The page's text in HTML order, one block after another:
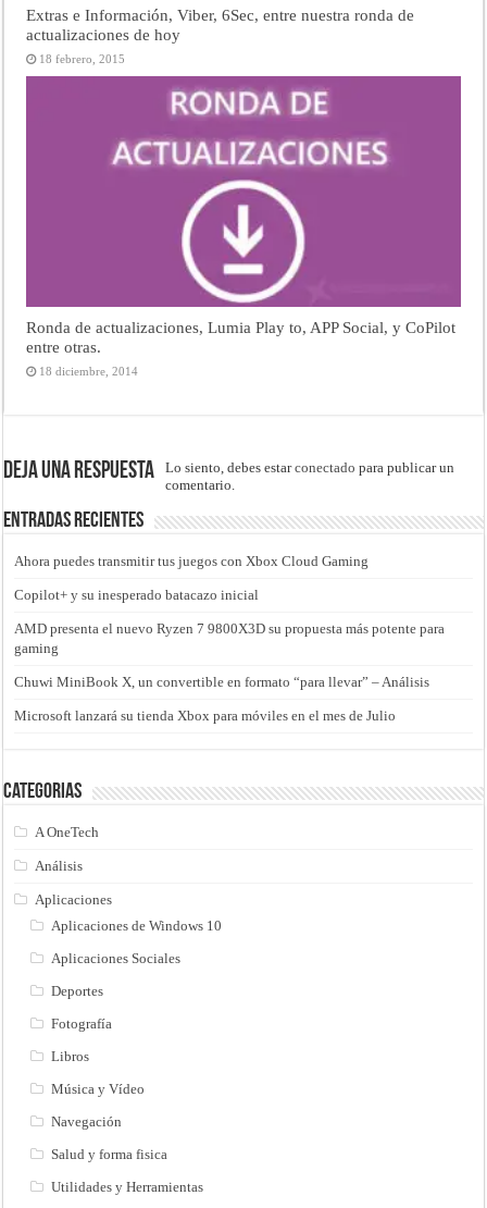
Extras e Información, Viber, 6Sec, entre nuestra ronda de
actualizaciones de hoy
18 febrero, 2015
Ronda de actualizaciones, Lumia Play to, APP Social, y CoPilot
entre otras.
18 diciembre, 2014
Deja una respuesta Lo siento, debes estarconectado para publicar un
comentario.
Entradas recientes
Ahora puedes transmitir tus juegos con Xbox Cloud Gaming
Copilot+ y su inesperado batacazo inicial
AMD presenta el nuevo Ryzen 7 9800X3D su propuesta más potente para
gaming
Chuwi MiniBook X, un convertible en formato “para llevar” – Análisis
Microsoft lanzará su tienda Xbox para móviles en el mes de Julio
Categorias
A OneTech
Análisis
Aplicaciones
Aplicaciones de Windows 10
Aplicaciones Sociales
Deportes
Fotografía
Libros
Música y Vídeo
Navegación
Salud y forma fisica
Utilidades y Herramientas